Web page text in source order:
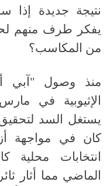
نتيجة جديدة
يفكر طرف منهم
من المكاسب؟
منذ وصول "آبي
يستغل السد
كان في مواجهة
انتخابات
الماضي مما أثار